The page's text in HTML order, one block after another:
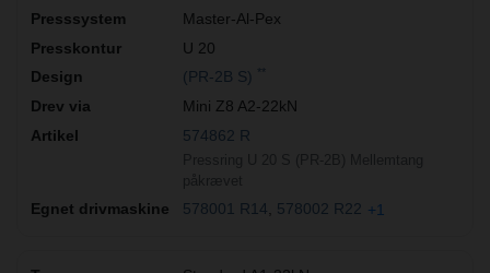
Master-Al-Pex
U 20
(PR-2B S)
Mini Z8 A2-22kN
574862 R
578001 R14 578002 R22 +1